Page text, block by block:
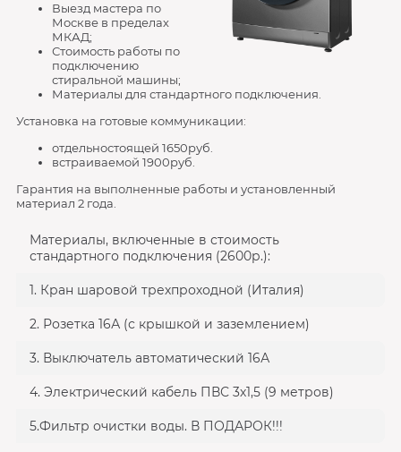
Выезд мастера по
Москве в пределах
МКАД;
Стоимость работы по
подключению
стиральной машины;
Материалы для стандартного подключения.
Установка на готовые коммуникации:
отдельностоящей 1650руб.
встраиваемой 1900руб.
Гарантия на выполненные работы и установленный
материал 2 года.
Материалы, включенные в стоимость
стандартного подключения (2600р.):
1. Кран шаровой трехпроходной (Италия)
2. Розетка 16А (с крышкой и заземлением)
3. Выключатель автоматический 16А
4. Электрический кабель ПВС 3х1,5 (9 метров)
5.Фильтр очистки воды. В ПОДАРОК!!!